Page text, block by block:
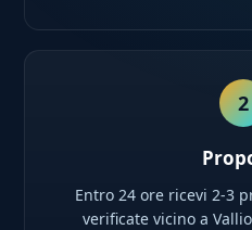
2
Entro 24 ore ricevi 2-3
verificate vicino a